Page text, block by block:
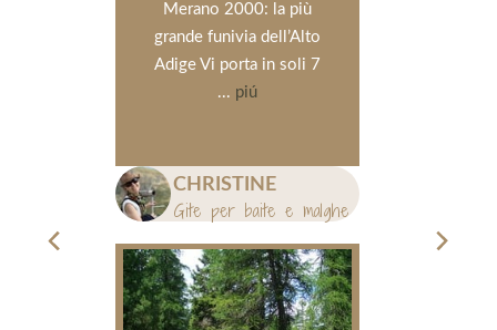
Merano 2000: la più
grande funivia dell’Alto
Adige Vi porta in soli 7
... piú
CHRISTINE
Gite per baite e malghe